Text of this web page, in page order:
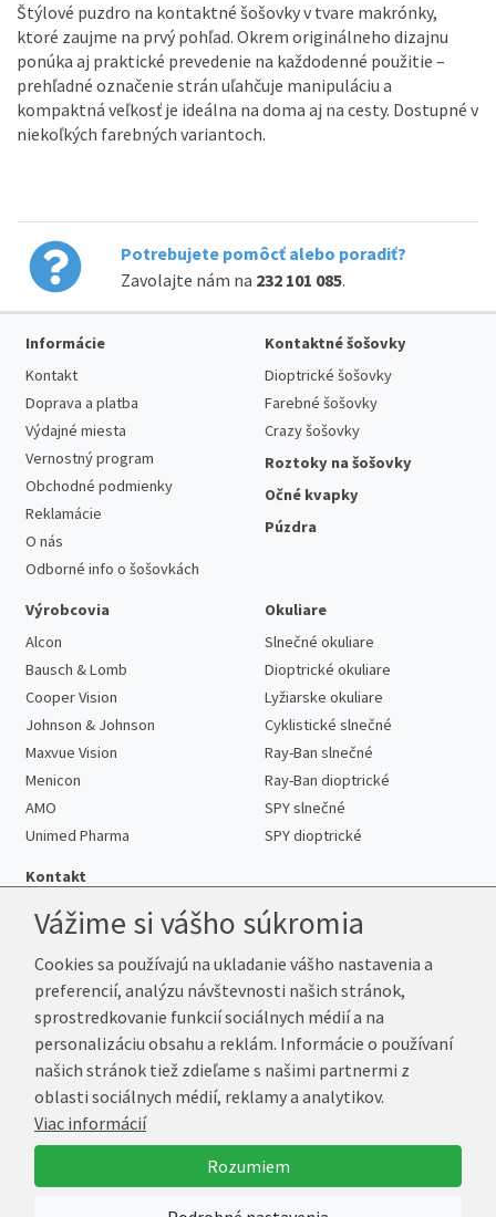
Štýlové puzdro na kontaktné šošovky v tvare makrónky,
ktoré zaujme na prvý pohľad. Okrem originálneho dizajnu
ponúka aj praktické prevedenie na každodenné použitie –
prehľadné označenie strán uľahčuje manipuláciu a
kompaktná veľkosť je ideálna na doma aj na cesty. Dostupné v
niekoľkých farebných variantoch.
Potrebujete pomôcť alebo poradiť?
Zavolajte nám na 232 101 085.
Informácie
Kontakt
Doprava a platba
Výdajné miesta
Vernostný program
Obchodné podmienky
Reklamácie
O nás
Odborné info o šošovkách
Kontaktné šošovky
Dioptrické šošovky
Farebné šošovky
Crazy šošovky
Roztoky na šošovky
Očné kvapky
Púzdra
Výrobcovia
Alcon
Bausch & Lomb
Cooper Vision
Johnson & Johnson
Maxvue Vision
Menicon
AMO
Unimed Pharma
Okuliare
Slnečné okuliare
Dioptrické okuliare
Lyžiarske okuliare
Cyklistické slnečné
Ray-Ban slnečné
Ray-Ban dioptrické
SPY slnečné
SPY dioptrické
Kontakt
Telefón:+421 222 205 863
E-mail:info@kup-sosovky.sk
Reklamačná adresa
Andrea Votavová
Revoluční 1017
290 01 Poděbrady
Česká republika
Vážime si vášho súkromia
Cookies sa používajú na ukladanie vášho nastavenia a
preferencií, analýzu návštevnosti našich stránok,
sprostredkovanie funkcií sociálnych médií a na
personalizáciu obsahu a reklám. Informácie o používaní
našich stránok tiež zdieľame s našimi partnermi z
oblasti sociálnych médií, reklamy a analytikov.
Viac informácií
Rozumiem